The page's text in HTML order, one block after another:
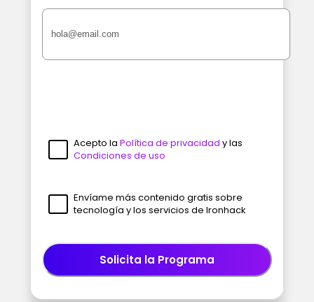
Acepto la Política de privacidad y las
Condiciones de uso
Envíame más contenido gratis sobre
tecnología y los servicios de Ironhack
Solicita la Programa